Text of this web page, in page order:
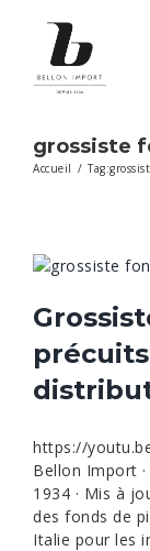
contenu
grossiste
Accueil / Tag:
https://
Bellon Import
1934 · Mis à
des fonds de
Italie pour les